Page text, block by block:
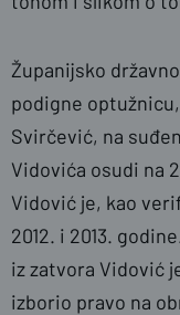
Županijsko
podigne
Svirčević, na
Vidovića osudi na
Vidović je, kao
2012. i 2013.
iz zatvora Vidović
izborio pravo na